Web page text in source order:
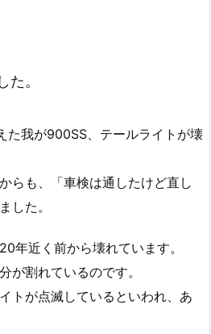
た。
た我が900SS、テールライトが壊
らも、「車検は通したけど直し
した。
年近く前から壊れています。
が割れているのです。
トが点滅しているといわれ、あ